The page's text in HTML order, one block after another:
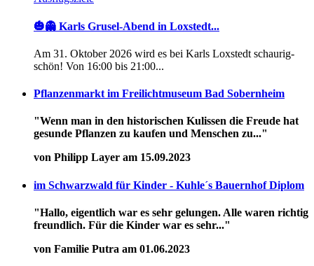
🎃👻 Karls Grusel-Abend in Loxstedt...
Am 31. Oktober 2026 wird es bei Karls Loxstedt schaurig-
schön! Von 16:00 bis 21:00...
Pflanzenmarkt im Freilichtmuseum Bad Sobernheim
"Wenn man in den historischen Kulissen die Freude hat
gesunde Pflanzen zu kaufen und Menschen zu..."
von Philipp Layer am 15.09.2023
im Schwarzwald für Kinder - Kuhle´s Bauernhof Diplom
"Hallo, eigentlich war es sehr gelungen. Alle waren richtig
freundlich. Für die Kinder war es sehr..."
von Familie Putra am 01.06.2023